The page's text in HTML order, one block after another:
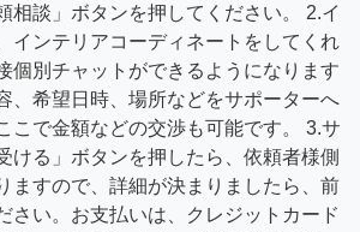
相談」ボタンを押してください。 2.イ
インテリアコーディネートをしてくれ
個別チャットができるようになります
、希望日時、場所などをサポーターへ
こで金額などの交渉も可能です。 3.サ
ける」ボタンを押したら、依頼者様側
ますので、詳細が決まりましたら、前
さい。お支払いは、クレジットカード